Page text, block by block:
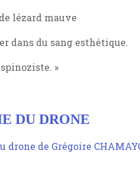
lézard mauve
dans du sang esthétique.
»
DU DRONE